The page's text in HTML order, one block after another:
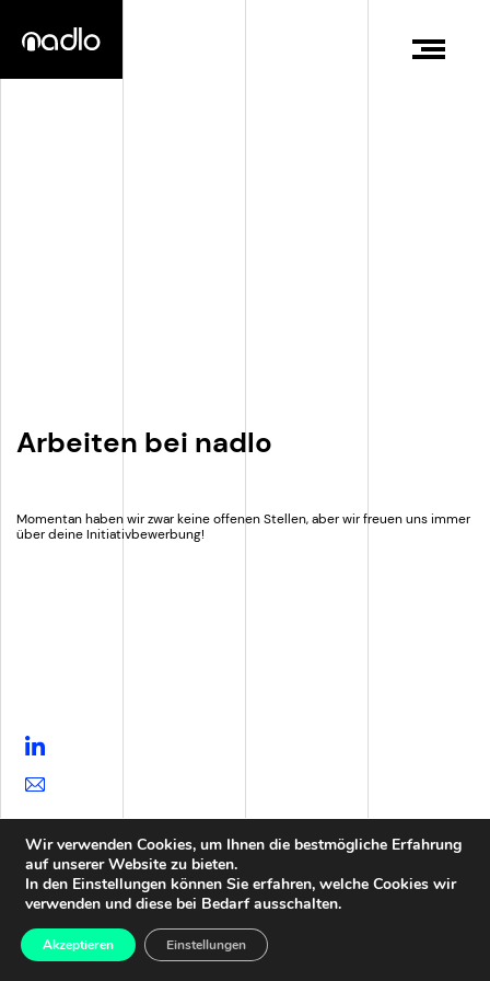
Arbeiten bei nadlo
Momentan haben wir zwar keine offenen Stellen, aber wir freuen uns immer
über deine Initiativbewerbung!
Wir verwenden Cookies, um Ihnen die bestmögliche Erfahrung
auf unserer Website zu bieten.
In den Einstellungen können Sie erfahren, welche Cookies wir
verwenden und diese bei Bedarf ausschalten.
Akzeptieren Einstellungen